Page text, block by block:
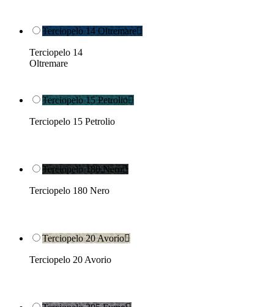
Terciopelo 14 Oltremare
Terciopelo 14
Oltremare
Terciopelo 15 Petrolio
Terciopelo 15 Petrolio
Terciopelo 180 Nero
Terciopelo 180 Nero
Terciopelo 20 Avorio
Terciopelo 20 Avorio